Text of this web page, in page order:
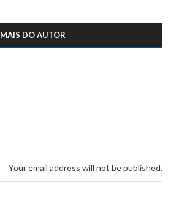
MAIS DO AUTOR
Your email address will not be published.